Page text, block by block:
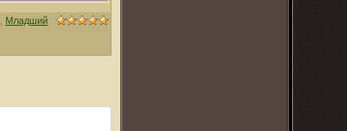
Младший